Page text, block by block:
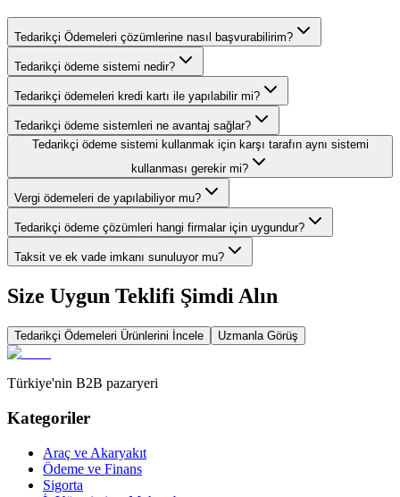
Tedarikçi Ödemeleri çözümlerine nasıl başvurabilirim?
Tedarikçi ödeme sistemi nedir?
Tedarikçi ödemeleri kredi kartı ile yapılabilir mi?
Tedarikçi ödeme sistemleri ne avantaj sağlar?
Tedarikçi ödeme sistemi kullanmak için karşı tarafın aynı sistemi
kullanması gerekir mi?
Vergi ödemeleri de yapılabiliyor mu?
Tedarikçi ödeme çözümleri hangi firmalar için uygundur?
Taksit ve ek vade imkanı sunuluyor mu?
Size Uygun Teklifi Şimdi Alın
Tedarikçi Ödemeleri Ürünlerini İncele Uzmanla Görüş
Türkiye'nin B2B pazaryeri
Kategoriler
Araç ve Akaryakıt
Ödeme ve Finans
Sigorta